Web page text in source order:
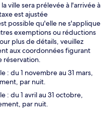
ville sera prélevée à l'arrivée à
est ajustée
possible qu'elle ne s'applique
exemptions ou réductions
plus de détails, veuillez
aux coordonnées figurant
réservation.
: du 1 novembre au 31 mars,
par nuit.
: du 1 avril au 31 octobre,
par nuit.